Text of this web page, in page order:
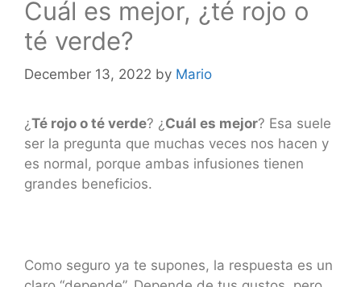
Cuál es mejor, ¿té rojo o
té verde?
December 13, 2022 by Mario
¿Té rojo o té verde? ¿ Cuál es mejor? Esa suele
ser la pregunta que muchas veces nos hacen y
es normal, porque ambas infusiones tienen
grandes beneficios.
Como seguro ya te supones, la respuesta es un